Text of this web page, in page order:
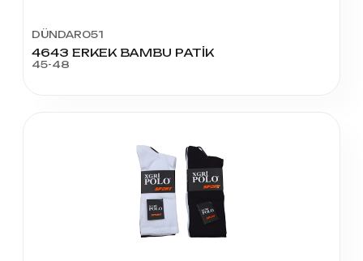
DÜNDAR051
4643 ERKEK BAMBU PATİK
45-48